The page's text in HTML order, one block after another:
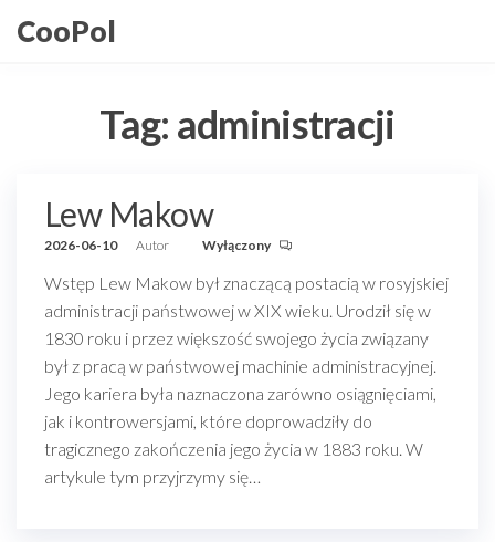
doCooPol
Tag: administracji
Lew Makow
2026-06-10 Autor Wyłączony
Wstęp Lew Makow był znaczącą postacią w rosyjskiej
administracji państwowej w XIX wieku. Urodził się w
1830 roku i przez większość swojego życia związany
był z pracą w państwowej machinie administracyjnej.
Jego kariera była naznaczona zarówno osiągnięciami,
jak i kontrowersjami, które doprowadziły do
tragicznego zakończenia jego życia w 1883 roku. W
artykule tym przyjrzymy się…